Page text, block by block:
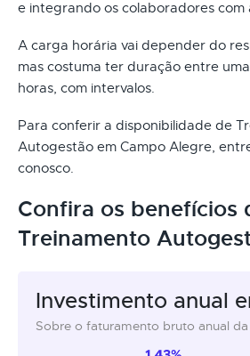
e integrando os colaboradores com
A carga horária vai depender do
mas costuma ter duração entre
horas, com intervalos.
Para conferir a disponibilidade de
Autogestão em Campo Alegre,
conosco.
Confira os benefícios
Treinamento
Investimento anual
Sobre o faturamento bruto anual